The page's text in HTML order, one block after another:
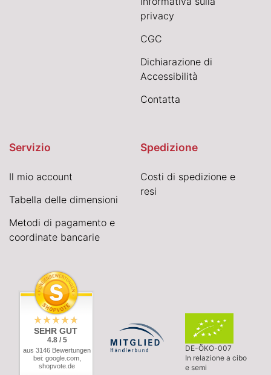
privacy
CGC
Dichiarazione di
Accessibilità
Contatta
Servizio
Il mio account
Tabella delle dimensioni
Metodi di pagamento e
coordinate bancarie
Spedizione
Costi di spedizione e
resi
SEHR GUT
4.8 / 5
aus 3146 Bewertungen
bei: google.com,
shopvote.de
DE-ÖKO-007
In relazione a cibo
e semi